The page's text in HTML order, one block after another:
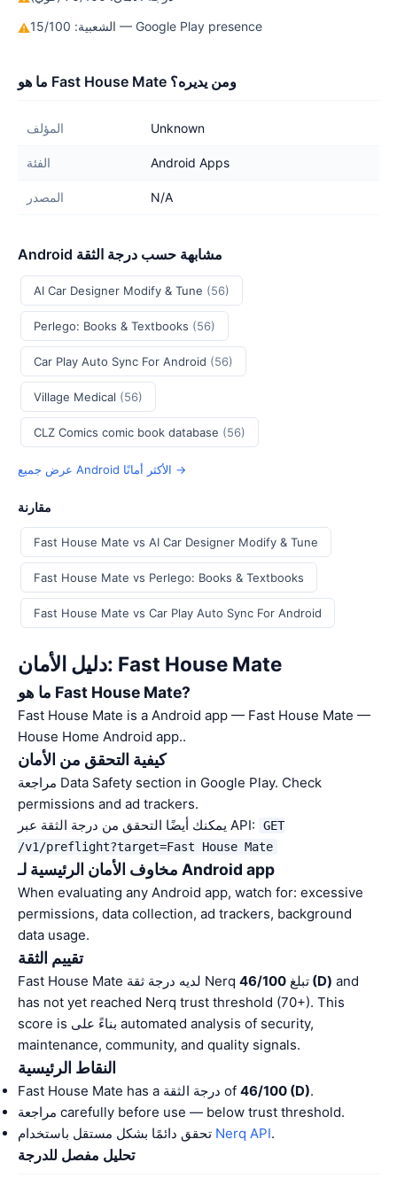
⚠ الشعبية: 15/100 — Google Play presence
ما هو Fast House Mate ومن يديره؟
المؤلف Unknown
الفئة Android Apps
المصدر N/A
Android مشابهة حسب درجة الثقة
AI Car Designer Modify & Tune (56)
Perlego: Books & Textbooks (56)
Car Play Auto Sync For Android (56)
Village Medical (56)
CLZ Comics comic book database (56)
عرض جميع Android الأكثر أمانًا →
مقارنة
Fast House Mate vs AI Car Designer Modify & Tune
Fast House Mate vs Perlego: Books & Textbooks
Fast House Mate vs Car Play Auto Sync For Android
دليل الأمان: Fast House Mate
ما هو Fast House Mate?
Fast House Mate is a Android app — Fast House Mate —
House Home Android app..
كيفية التحقق من الأمان
مراجعة Data Safety section in Google Play. Check
permissions and ad trackers.
يمكنك أيضًا التحقق من درجة الثقة عبر API:
GET
/v1/preflight?target=Fast House Mate
مخاوف الأمان الرئيسية لـ Android app
When evaluating any Android app, watch for: excessive
permissions, data collection, ad trackers, background
data usage.
تقييم الثقة
Fast House Mate لديه درجة ثقة Nerq تبلغ 46/100 (D) and
has not yet reached Nerq trust threshold (70+). This
score is بناءً على automated analysis of security,
maintenance, community, and quality signals.
النقاط الرئيسية
Fast House Mate has a درجة الثقة of 46/100 (D).
مراجعة carefully before use — below trust threshold.
Nerq API.
تحليل مفصل للدرجة